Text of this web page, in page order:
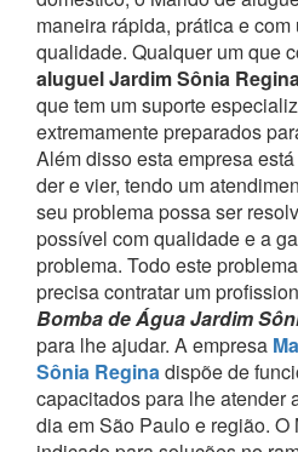
maneira rápida, prática e
qualidade. Qualquer um que
aluguel Jardim Sônia
que tem um suporte
extremamente preparados
Além disso esta empresa
der e vier, tendo um
seu problema possa ser
possível com qualidade e a
problema. Todo este
precisa contratar um
Bomba de Água Jardim
para lhe ajudar. A empresa
Sônia Reginadispõe de
capacitados para lhe atender
dia em São Paulo e região. O